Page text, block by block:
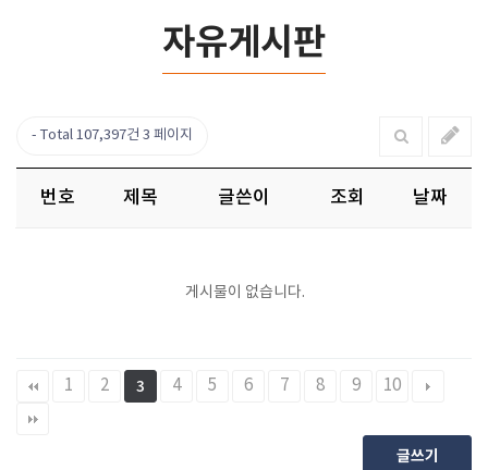
자유게시판
Total 107,397건 3 페이지
번호 제목 글쓴이 조회 날짜
게시물이 없습니다.
1 2 3 4 5 6 7 8 9 10
글쓰기